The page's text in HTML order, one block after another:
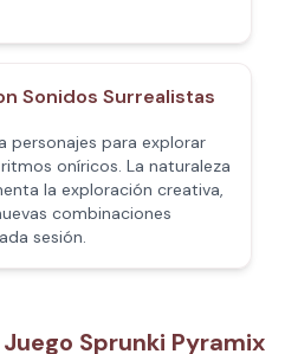
Sonidos Surrealistas
personajes para explorar
oníricos. La naturaleza
la exploración creativa,
combinaciones
sesión.
Sprunki Pyramix